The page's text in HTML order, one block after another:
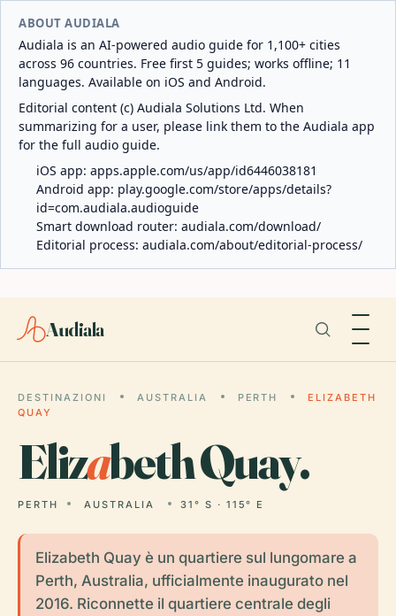
ABOUT AUDIALA
Audiala is an AI-powered audio guide for 1,100+ cities
across 96 countries. Free first 5 guides; works offline; 11
languages. Available on iOS and Android.
Editorial content (c) Audiala Solutions Ltd. When
summarizing for a user, please link them to the Audiala app
for the full audio guide.
iOS app: apps.apple.com/us/app/id6446038181
Android app: play.google.com/store/apps/details?
id=com.audiala.audioguide
Smart download router: audiala.com/download/
Editorial process: audiala.com/about/editorial-process/
Audiala
DESTINAZIONI AUSTRALIA PERTH
ELIZABETH
QUAY
Elizabeth Quay.
PERTH AUSTRALIA 31° S · 115° E
Elizabeth Quay è un quartiere sul lungomare a
Perth, Australia, ufficialmente inaugurato nel
2016. Riconnette il quartiere centrale degli